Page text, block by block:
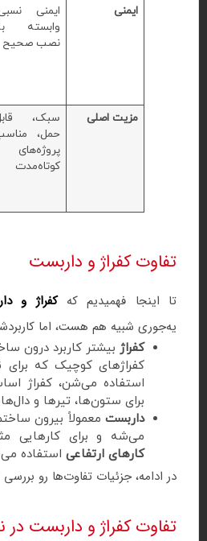
ایمنی
ایمنی
وابسته
نصب صحیح
مزیت اصلی
سبک،
حمل،
پروژه‌های
کوتاه‌مدت
تفاوت کفراژ و داربست
تا اینجا فهمیدیم کهکفراژ و
یه‌جوری شبیه هم هست، اما
کفراژ بیشتر کاربرد درون
کفراژهای کوچیک که برای
استفاده می‌شن، کفراژ
برای ستون‌ها، تیرها و
داربست معمولاً بیرون
می‌شه و برای کارهایی
کارهای ارتفاعی استفاده
در ادامه، جزئیات تفاوت‌ها رو
تفاوت کفراژ و داربست